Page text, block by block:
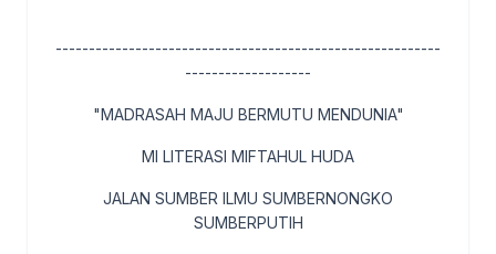
----------------------------------------------------------
-------------------
"MADRASAH MAJU BERMUTU MENDUNIA"
MI LITERASI MIFTAHUL HUDA
JALAN SUMBER ILMU SUMBERNONGKO
SUMBERPUTIH